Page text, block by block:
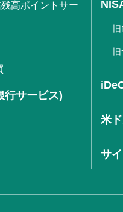
高ポイントサー
行サービス)
米
サ